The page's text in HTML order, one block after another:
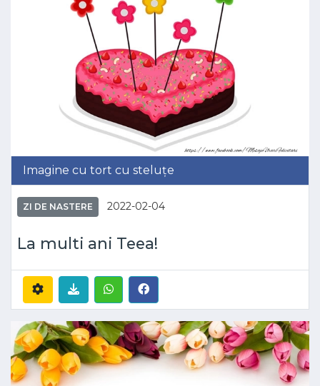
Imagine cu tort cu steluțe
ZI DE NASTERE 2022-02-04
La multi ani Teea!